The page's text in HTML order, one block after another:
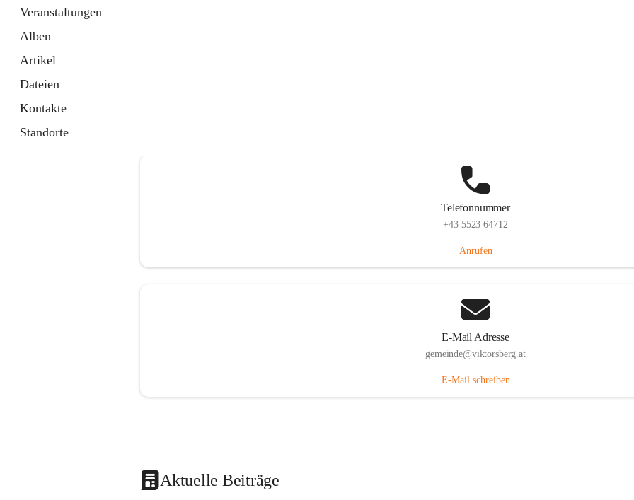
Veranstaltungen
Alben
Artikel
Dateien
Kontakte
Standorte
Telefonnummer
+43 5523 64712
Anrufen
E-Mail Adresse
gemeinde@viktorsberg.at
E-Mail schreiben
Aktuelle Beiträge